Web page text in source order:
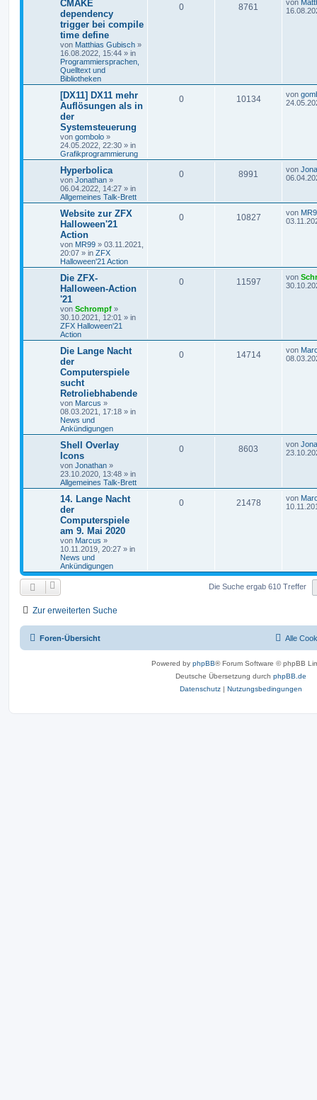
CMAKE
dependency
trigger bei compile
time define
von Matthias Gubisch »
16.08.2022, 15:44 » in
Programmiersprachen,
Quelltext und
Bibliotheken
0 8761 von
[DX11] DX11 mehr
Auflösungen als in
der
Systemsteuerung
von gombolo »
24.05.2022, 22:30 » in
Grafikprogrammierung
0 10134 von
Hyperbolica
von Jonathan »
06.04.2022, 14:27 » in
Allgemeines Talk-Brett
0 8991 von
Website zur ZFX
Halloween'21
Action
von MR99 » 03.11.2021,
20:07 » in ZFX
Halloween'21 Action
0 10827 von
Die ZFX-
Halloween-Action
'21
von Schrompf »
30.10.2021, 12:01 » in
ZFX Halloween'21
Action
0 11597 von
Die Lange Nacht
der
Computerspiele
sucht
Retroliebhabende
von Marcus »
08.03.2021, 17:18 » in
News und
Ankündigungen
0 14714 von
Shell Overlay
Icons
von Jonathan »
23.10.2020, 13:48 » in
Allgemeines Talk-Brett
0 8603 von
14. Lange Nacht
der
Computerspiele
am 9. Mai 2020
von Marcus »
10.11.2019, 20:27 » in
News und
Ankündigungen
0 21478 von
Die Suche ergab 610 Treffer
Zur erweiterten Suche
Foren-Übersicht Alle
Powered by phpBB® Forum Software © phpBB
Deutsche Übersetzung durch phpBB.de
Datenschutz | Nutzungsbedingungen